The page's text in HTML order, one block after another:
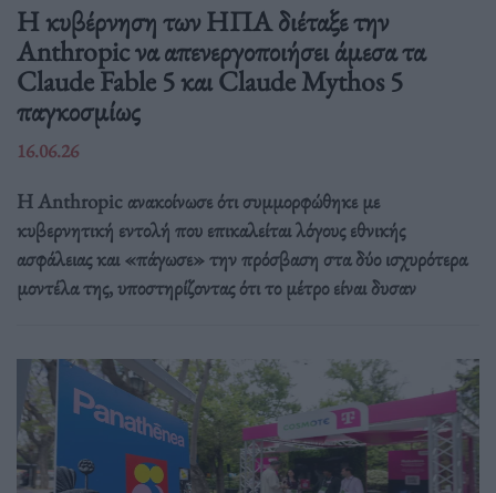
Η κυβέρνηση των ΗΠΑ διέταξε την
Anthropic να απενεργοποιήσει άμεσα τα
Claude Fable 5 και Claude Mythos 5
παγκοσμίως
16.06.26
Η Anthropic ανακοίνωσε ότι συμμορφώθηκε με
κυβερνητική εντολή που επικαλείται λόγους εθνικής
ασφάλειας και «πάγωσε» την πρόσβαση στα δύο ισχυρότερα
μοντέλα της, υποστηρίζοντας ότι το μέτρο είναι δυσαν